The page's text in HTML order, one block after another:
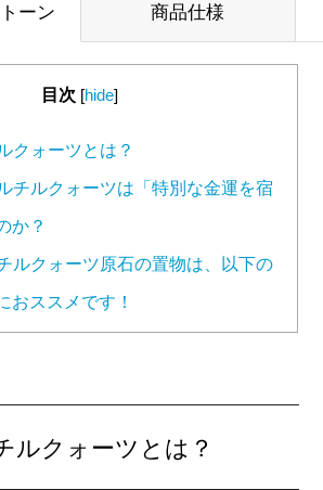
ーン 商品仕様
目次 [hide]
クォーツとは？
チルクォーツは「特別な金運を宿
か？
ルクォーツ原石の置物は、以下の
おススメです！
ルクォーツとは？